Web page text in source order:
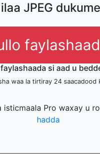
JPEG
si aad u
waa la tirtiray 24 saacadood
Pro waxay u
hadda